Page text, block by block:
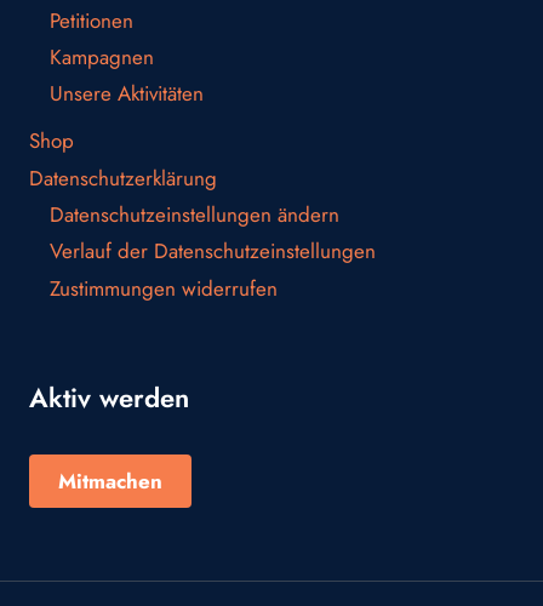
Petitionen
Kampagnen
Unsere Aktivitäten
Shop
Datenschutzerklärung
Datenschutzeinstellungen ändern
Verlauf der Datenschutzeinstellungen
Zustimmungen widerrufen
Aktiv werden
Mitmachen